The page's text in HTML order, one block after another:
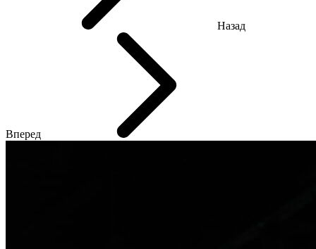
Назад
Вперед